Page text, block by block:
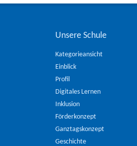
Unsere Schule
Kategorieansicht
Einblick
Profil
Digitales Lernen
Inklusion
Förderkonzept
Ganztagskonzept
Geschichte